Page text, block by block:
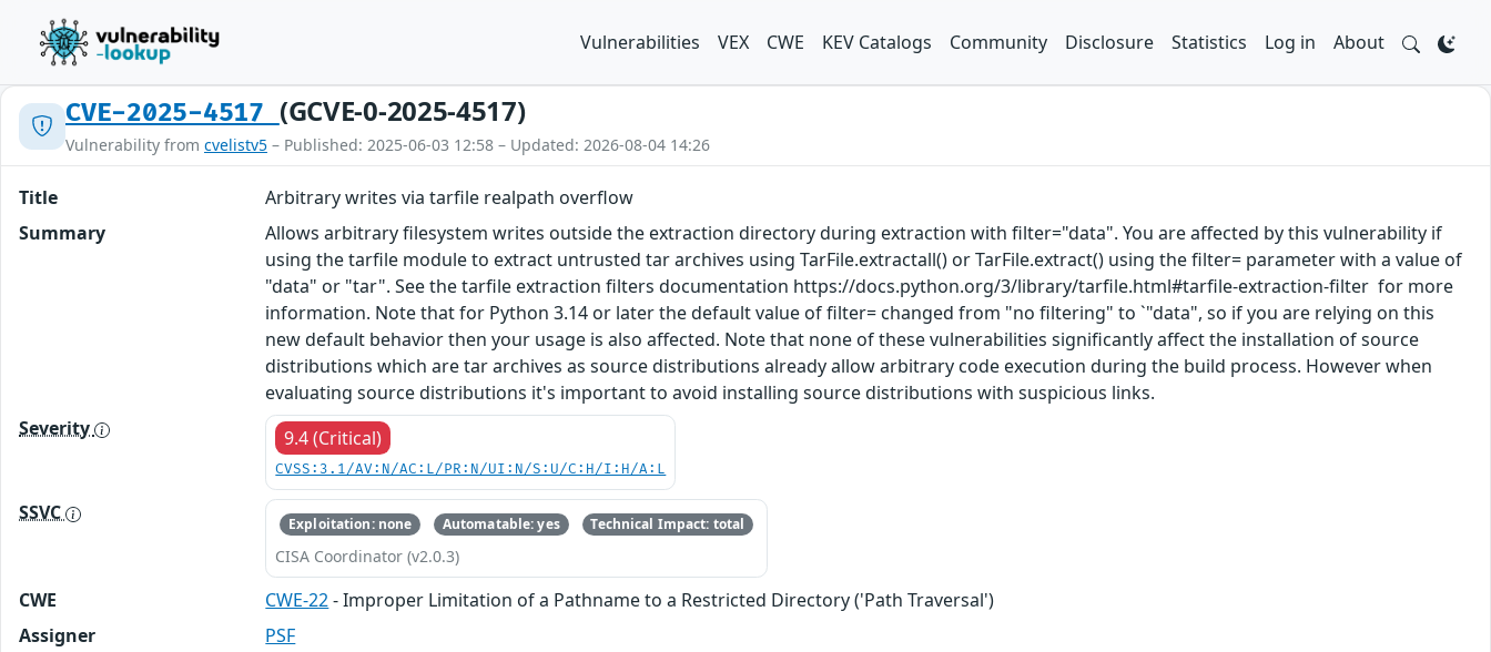
Vulnerabilities VEX CWE KEV Catalogs Community Disclosure Statistics Log in About
CVE-2025-4517 (GCVE-0-2025-4517)
Vulnerability from cvelistv5 – Published: 2025-06-03 12:58 – Updated: 2026-08-04 14:26
Title
Arbitrary writes via tarfile realpath overflow
Summary
Allows arbitrary filesystem writes outside the extraction directory during extraction with filter="data". You are affected by this vulnerability if
using the tarfile module to extract untrusted tar archives using TarFile.extractall() or TarFile.extract() using the filter= parameter with a value of
"data" or "tar". See the tarfile extraction filters documentation https://docs.python.org/3/library/tarfile.html#tarfile-extraction-filter for more
information. Note that for Python 3.14 or later the default value of filter= changed from "no filtering" to `"data", so if you are relying on this
new default behavior then your usage is also affected. Note that none of these vulnerabilities significantly affect the installation of source
distributions which are tar archives as source distributions already allow arbitrary code execution during the build process. However when
evaluating source distributions it's important to avoid installing source distributions with suspicious links.
Severity
9.4 (Critical)
CVSS:3.1/AV:N/AC:L/PR:N/UI:N/S:U/C:H/I:H/A:L
SSVC Exploitation: none Automatable: yes Technical Impact: total
CISA Coordinator (v2.0.3)
CWE CWE-22- Improper Limitation of a Pathname to a Restricted Directory ('Path Traversal')
Assigner
PSF